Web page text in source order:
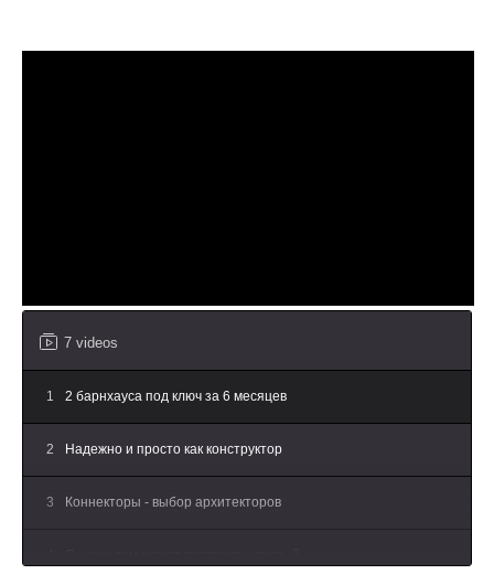
7 videos
1 2 барнхауса под ключ за 6 месяцев
2 Надежно и просто как конструктор
3 Коннекторы - выбор архитекторов